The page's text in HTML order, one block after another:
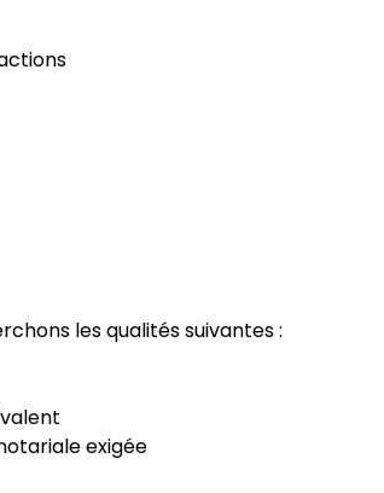
les qualités suivantes :
exigée